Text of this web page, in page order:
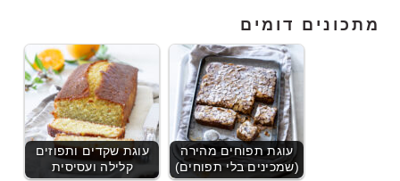
מתכונים דומים
עוגת שקדים ותפוזים
קלילה ועסיסית
עוגת תפוחים מהירה
(שמכינים בלי תפוחים)